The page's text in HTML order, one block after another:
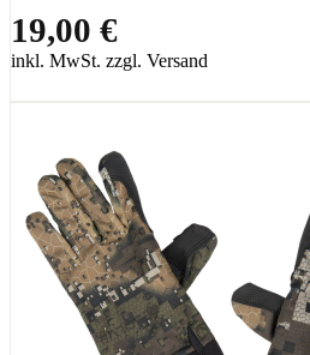
19,00 €
inkl. MwSt. zzgl. Versand